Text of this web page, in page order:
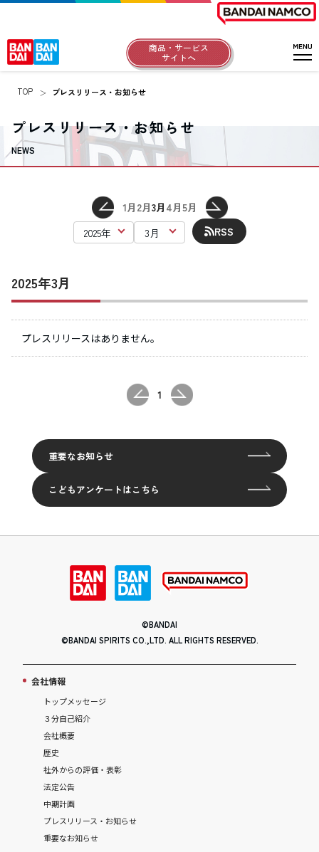
商品・サービス
サイトへ
TOP プレスリリース・お知らせ
プレスリリース・お知らせ
NEWS
1月 2月3月 4月5月
RSS
2025年3月
プレスリリースはありません。
1
重要なお知らせ
こどもアンケートはこちら
©BANDAI
©BANDAI SPIRITS CO.,LTD. ALL RIGHTS RESERVED.
会社情報
トップメッセージ
３分自己紹介
会社概要
歴史
社外からの評価・表彰
法定公告
中期計画
プレスリリース・お知らせ
重要なお知らせ